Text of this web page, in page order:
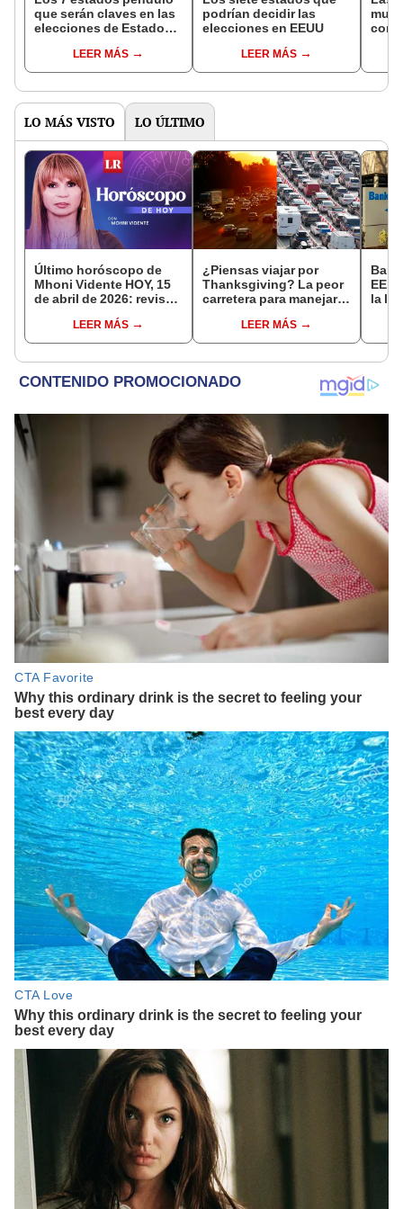
que serán claves en las
elecciones de Estados
puntos suman sus
votos
LEER MÁS
podrían decidir las
elecciones en EEUU
LEER MÁS
LO MÁS VISTO LO ÚLTIMO
Último horóscopo de
Mhoni Vidente HOY, 15
de abril de 2026: revisa
signo y entérate si te
espera un día
LEER MÁS
¿Piensas viajar por
Thanksgiving? La peor
carretera para manejar
de Gracias en Estados
Unidos
LEER MÁS
la